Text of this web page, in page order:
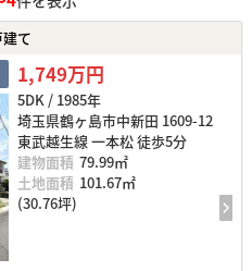
て
1,749万円
5DK / 1985年
埼玉県鶴ヶ島市中新田 1609-12
東武越生線 一本松 徒歩5分
建物面積 79.99㎡
土地面積 101.67㎡
(30.76坪)